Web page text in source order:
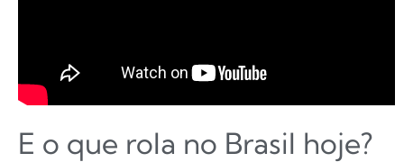
E o que rola no Brasil hoje?